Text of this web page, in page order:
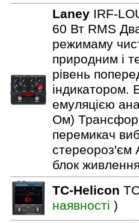
Laney IRF-
60 Вт RMS
режимаму
природним і
рівень
індикатором.
емуляцією
Ом)
перемикач
стереороз'єм
блок
TC-Helicon
наявності )